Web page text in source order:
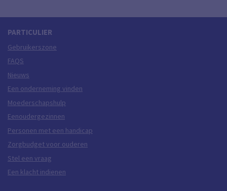
PARTICULIER
Gebruikerszone
FAQS
Nieuws
Een onderneming vinden
Moederschapshulp
Eenoudergezinnen
Personen met een handicap
Zorgbudget voor ouderen
Stel een vraag
Een klacht indienen